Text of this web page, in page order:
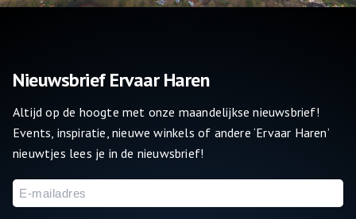
Nieuwsbrief Ervaar Haren
Altijd op de hoogte met onze maandelijkse nieuwsbrief!
Events, inspiratie, nieuwe winkels of andere ‘Ervaar Haren’
nieuwtjes lees je in de nieuwsbrief!
E-
mailadres